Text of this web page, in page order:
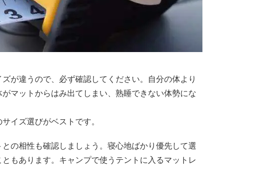
が違うので、必ず確認してください。自分の体より
マットからはみ出てしまい、熟睡できない体勢にな
イズ選びがベストです。
の相性も確認しましょう。寝心地ばかり優先して選
もあります。キャンプで使うテントに入るマットレ